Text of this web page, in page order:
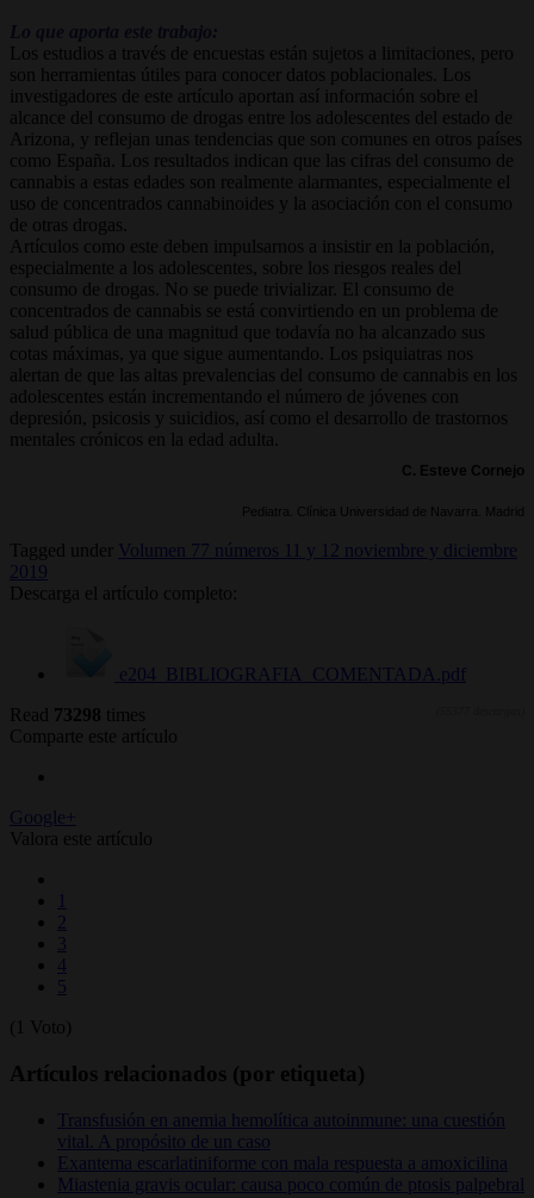
Los estudios a través de encuestas están sujetos a limitaciones, pero
son herramientas útiles para conocer datos poblacionales. Los
investigadores de este artículo aportan así información sobre el
alcance del consumo de drogas entre los adolescentes del estado de
Arizona, y reflejan unas tendencias que son comunes en otros países
como España. Los resultados indican que las cifras del consumo de
cannabis a estas edades son realmente alarmantes, especialmente el
uso de concentrados cannabinoides y la asociación con el consumo
de otras drogas.
Artículos como este deben impulsarnos a insistir en la población,
especialmente a los adolescentes, sobre los riesgos reales del
consumo de drogas. No se puede trivializar. El consumo de
concentrados de cannabis se está convirtiendo en un problema de
salud pública de una magnitud que todavía no ha alcanzado sus
cotas máximas, ya que sigue aumentando. Los psiquiatras nos
alertan de que las altas prevalencias del consumo de cannabis en los
adolescentes están incrementando el número de jóvenes con
depresión, psicosis y suicidios, así como el desarrollo de trastornos
mentales crónicos en la edad adulta.
C. Esteve Cornejo
Pediatra. Clínica Universidad de Navarra. Madrid
Tagged under
Volumen 77 números 11 y 12 noviembre y diciembre
2019
Descarga el artículo completo:
e204_BIBLIOGRAFIA_COMENTADA.pdf
Read 73298 times
Comparte este artículo
Google+
Valora este artículo
2
3
4
5
(1 Voto)
Artículos relacionados (por etiqueta)
Transfusión en anemia hemolítica autoinmune: una cuestión
vital. A propósito de un caso
Exantema escarlatiniforme con mala respuesta a amoxicilina
Miastenia gravis ocular: causa poco común de ptosis palpebral